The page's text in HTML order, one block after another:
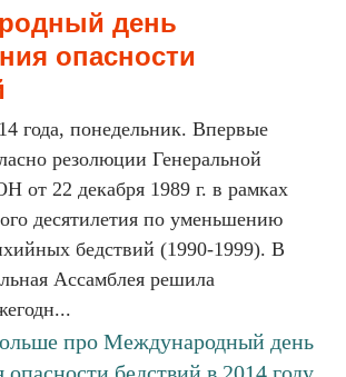
день
опасности
года, понедельник. Впервые
резолюции Генеральной
от 22 декабря 1989 г. в рамках
десятилетия по уменьшению
бедствий (1990-1999). В
Ассамблея решила
про Международный день